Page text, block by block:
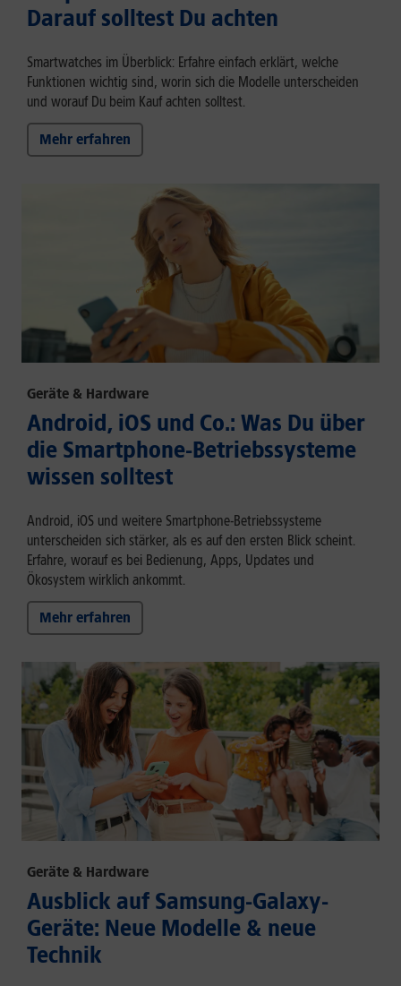
Darauf solltest Du achten
Smartwatches im Überblick: Erfahre einfach erklärt, welche
Funktionen wichtig sind, worin sich die Modelle unterscheiden
und worauf Du beim Kauf achten solltest.
Mehr erfahren
Geräte & Hardware
Android, iOS und Co.: Was Du über
die Smartphone-Betriebssysteme
wissen solltest
Android, iOS und weitere Smartphone-Betriebssysteme
unterscheiden sich stärker, als es auf den ersten Blick scheint.
Erfahre, worauf es bei Bedienung, Apps, Updates und
Ökosystem wirklich ankommt.
Mehr erfahren
Geräte & Hardware
Ausblick auf Samsung-Galaxy-
Geräte: Neue Modelle & neue
Technik